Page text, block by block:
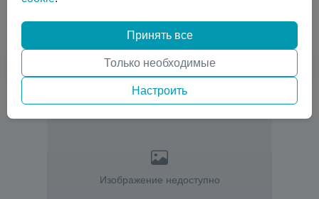
Показать все
Изображение недоступно
Принять все
Только необходимые
Настроить